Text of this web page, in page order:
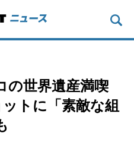
の世界遺産満喫
トに「素敵な組